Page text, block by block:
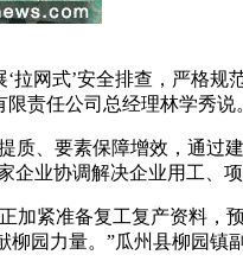
网式’安全排查，严格规
责任公司总经理林学秀说
、要素保障增效，通过
业协调解决企业用工、项
紧准备复工复产资料，
园力量。”瓜州县柳园镇